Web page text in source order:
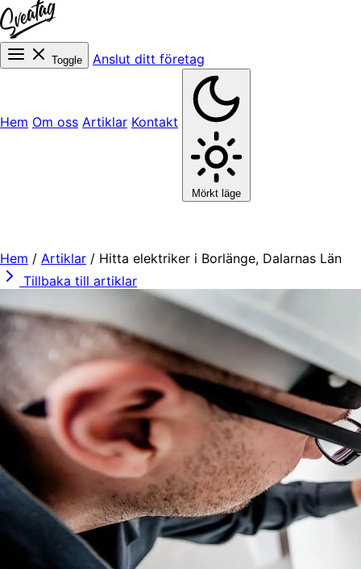
Toggle Anslut ditt företag
Hem Om oss Artiklar Kontakt
Mörkt läge
Hem / Artiklar / Hitta elektriker i Borlänge, Dalarnas Län
Tillbaka till artiklar